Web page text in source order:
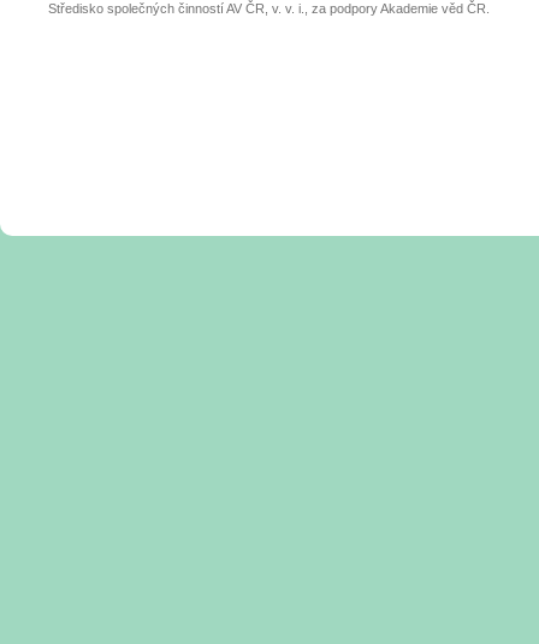
Středisko společných činností AV ČR, v. v. i., za podpory Akademie věd ČR.